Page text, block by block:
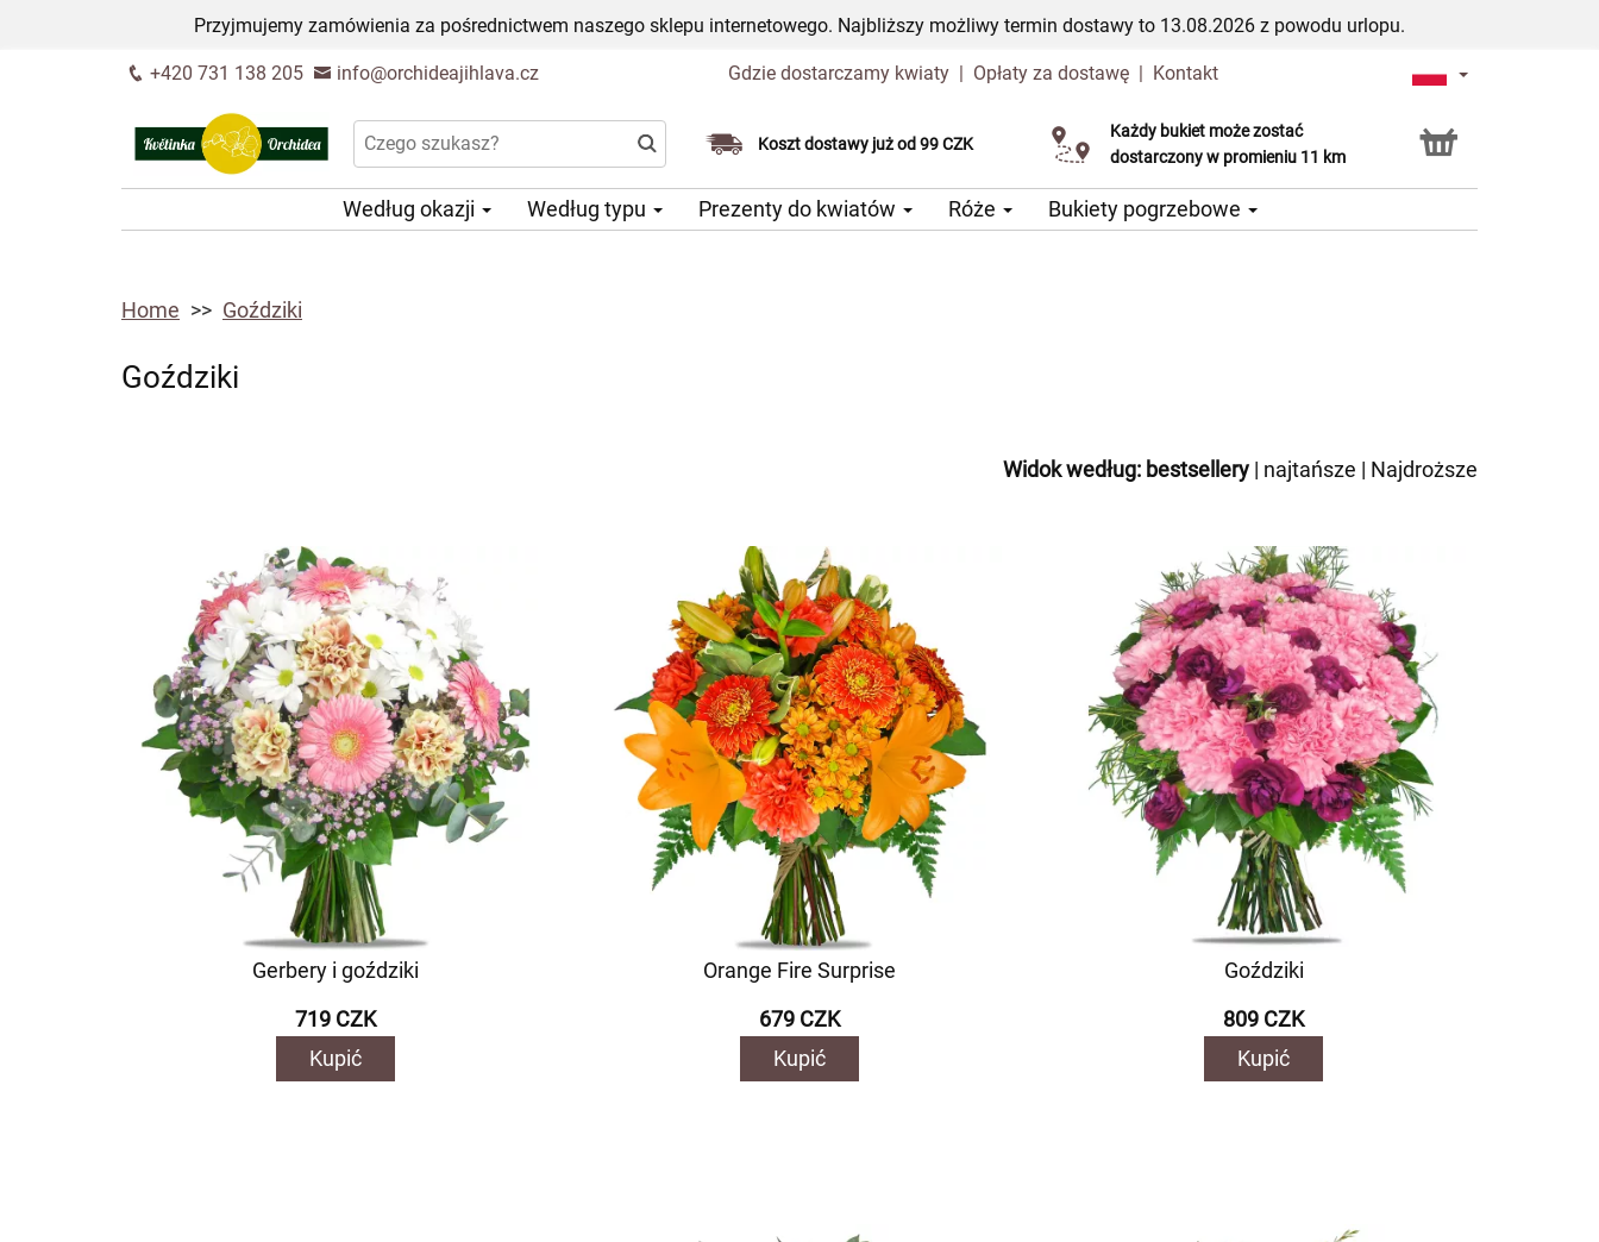
Przyjmujemy zamówienia za pośrednictwem naszego sklepu internetowego. Najbliższy możliwy termin dostawy to 13.08.2026 z powodu urlopu.
+420 731 138 205 info@orchideajihlava.cz Gdzie dostarczamy kwiaty | Opłaty za dostawę | Kontakt
Koszt dostawy już od 99 CZK
Wybierz datę dostawy
Każdy bukiet może zostać
dostarczony w promieniu 11 km
Usługa Click & Collect
Według okazji Według typu Prezenty do kwiatów Róże Bukiety pogrzebowe
Home Goździki
Goździki
Widok według: bestsellery | najtańsze | Najdroższe
Gerbery i goździki
719 CZK
Kupić
Orange Fire Surprise
679 CZK
Kupić
Goździki
809 CZK
Kupić